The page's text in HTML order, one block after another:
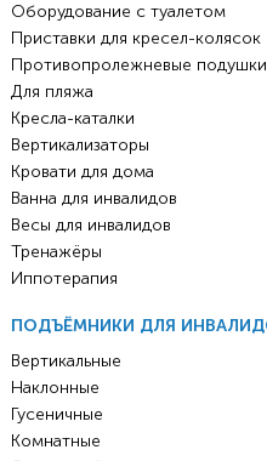
Оборудование с туалетом
Приставки для кресел-колясок
Противопролежневые подушки
Для пляжа
Кресла-каталки
Вертикализаторы
Кровати для дома
Ванна для инвалидов
Весы для инвалидов
Тренажёры
Иппотерапия
ПОДЪЁМНИКИ ДЛЯ
Вертикальные
Наклонные
Гусеничные
Комнатные